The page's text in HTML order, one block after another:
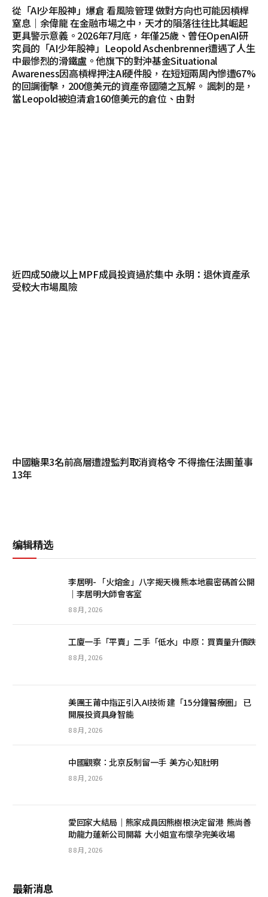
從「AI少年股神」爆倉 看風險管理 做對方向也可能因槓桿
窒息｜余偉龍 在金融市場之中，天才的隕落往往比其崛起
更具警示意義。2026年7月底，年僅25歲、曾任OpenAI研
究員的「AI少年股神」Leopold Aschenbrenner遭遇了人生
中最慘烈的滑鐵盧。他旗下的對沖基金Situational
Awareness因高槓桿押注AI硬件股，在短短兩周內慘遭67%
的回調衝擊，200億美元的資產帝國隨之瓦解。 諷刺的是，
當Leopold被迫清倉160億美元的倉位、由對
近四成50歲以上MPF成員投資過於集中 永明：退休資產承
受較大市場風險
中國糖果3名前高層遭證監判取消資格令 不得擔任法團董事
13年
编辑精选
李居明- 「火熔金」八字揭天機 熊本地震密碼首公開
｜李居明大師會客室
8 8 月, 2026
工廈一手「平賣」二手「低水」中原：買賣量升價跌
8 8 月, 2026
美團王莆中指正引入AI技術 建「15分鐘醫療圈」 已
開展投資具身智能
8 8 月, 2026
中國觀察：北京反制留一手 美方心知肚明
8 8 月, 2026
愛回家大結局｜熊家成員因熊樹根決定留港 熊尚善
助龍力蓮新公司開幕 大小姐宣布懷孕完美收場
8 8 月, 2026
最新消息